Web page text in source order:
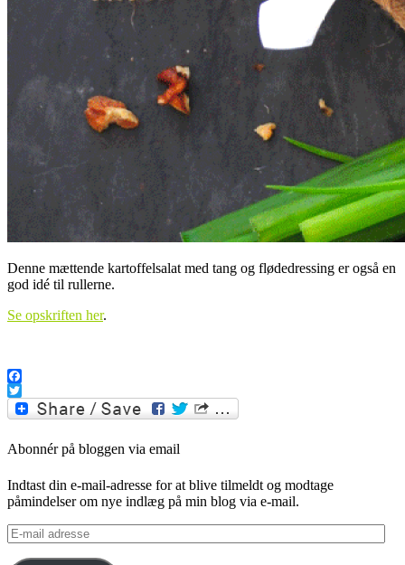
Denne mættende kartoffelsalat med tang og flødedressing er også en
god idé til rullerne.
Se opskriften her.
Facebook
Twitter
Abonnér på bloggen via email
Indtast din e-mail-adresse for at blive tilmeldt og modtage
påmindelser om nye indlæg på min blog via e-mail.
E-
mail